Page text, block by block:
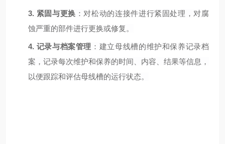
3. 紧固与更换 ：对松动的连接件进行紧固处理，对腐
蚀严重的部件进行更换或修复。
4. 记录与档案管理 ：建立母线槽的维护和保养记录档
案，记录每次维护和保养的时间、内容、结果等信息，
以便跟踪和评估母线槽的运行状态。